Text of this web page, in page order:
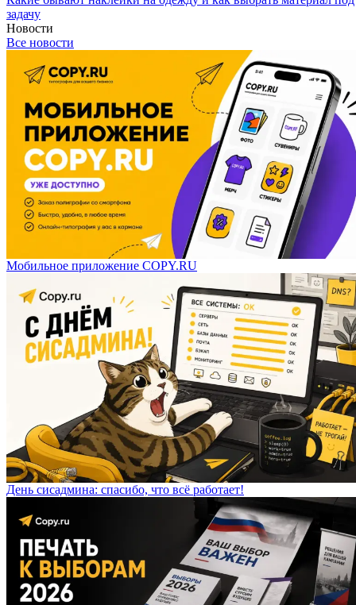
задачу
Новости
Все новости
Мобильное приложение COPY.RU
День сисадмина: спасибо, что всё работает!